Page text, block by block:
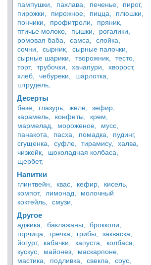
пампушки,
пахлава, печенье,
пирог,
пирожки,
пирожное, пицца,
плюшки,
пончики,
профитроли,
пряник,
птичье молоко,
пышки,
рогалики,
ромовая баба,
самса,
слойка,
сочни,
сырник,
сырные палочки,
сырные шарики,
творожник,
тесто,
торт,
трубочки, хачапури,
хворост,
хлеб,
чебуреки,
шарлотка,
штрудель,
Десерты
безе, глазурь, желе,
зефир,
карамель,
конфеты,
крем,
мармелад,
мороженое,
мусс,
панакота,
пасха, помадка,
пудинг,
сгущенка,
суфле, тирамису,
халва,
чизкейк,
шоколадная колбаса,
щербет,
Напитки
глинтвейн, квас, кефир,
кисель,
компот,
лимонад,
молочный
коктейль,
смузи,
Другое
аджика, баклажаны,
брокколи,
горчица,
гречка, грибы,
закваска,
йогурт,
кабачки, капуста,
колбаса,
кускус,
майонез,
маскарпоне,
мастика,
подливка, свекла,
соус,